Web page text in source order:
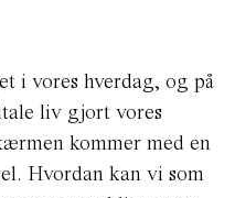
i vores hverdag, og på
liv gjort vores
kommer med en
Hvordan kan vi som